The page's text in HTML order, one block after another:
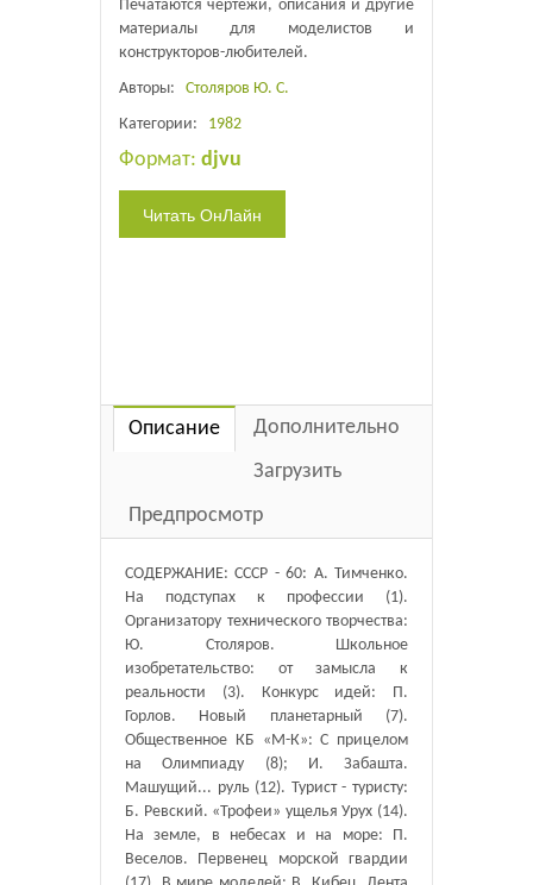
Печатаются чертежи, описания и другие
материалы для моделистов и
конструкторов-любителей.
Авторы: Столяров Ю. С.
Категории: 1982
Формат: djvu
Описание
Дополнительно
Загрузить
Предпросмотр
СОДЕРЖАНИЕ: СССР - 60: А. Тимченко.
На подступах к профессии (1).
Организатору технического творчества:
Ю. Столяров. Школьное
изобретательство: от замысла к
реальности (3). Конкурс идей: П.
Горлов. Новый планетарный (7).
Общественное КБ «М-К»: С прицелом
на Олимпиаду (8); И. Забашта.
Машущий... руль (12). Турист - туристу:
Б. Ревский. «Трофеи» ущелья Урух (14).
На земле, в небесах и на море: П.
Веселов. Первенец морской гвардии